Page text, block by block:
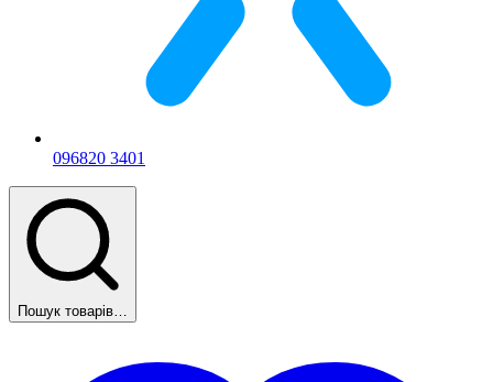
096820 3401
Пошук товарів…